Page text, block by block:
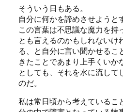
そういう日もある。
自分に何かを諦めさせようと
この言葉は不思議な魔力を持
とも言えるのかもしれないけ
る、と自分に言い聞かせるこ
きたことであまり上手くいか
としても、それを水に流して
のだ。
私は常日頃から考えているこ